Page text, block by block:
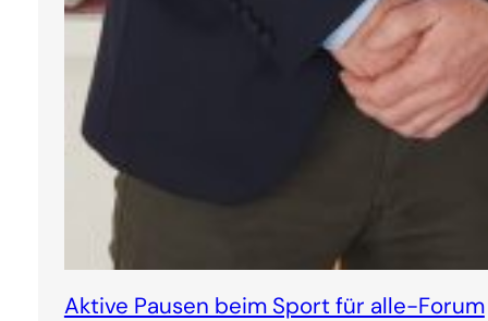
Aktive Pausen beim Sport für alle-Forum